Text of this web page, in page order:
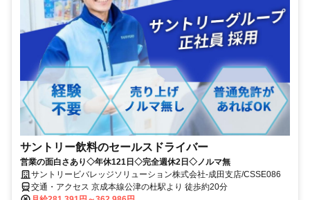
サントリー飲料のセールスドライバー
営業の面白さあり◇年休121日◇完全週休2日◇ノルマ無
サントリービバレッジソリューション株式会社-成田支店/CSSE086
交通・アクセス 京成本線公津の杜駅より 徒歩約20分